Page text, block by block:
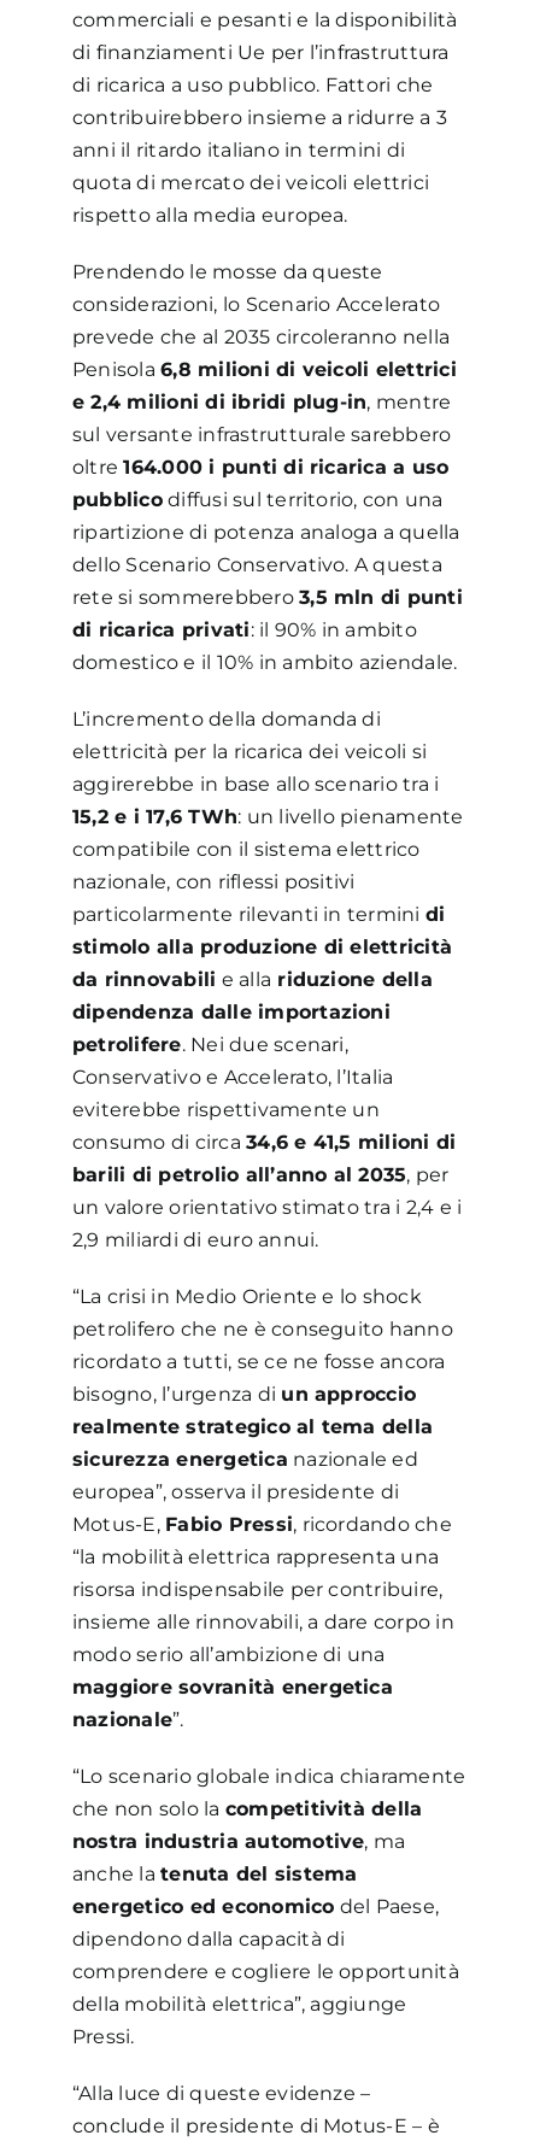
commerciali e pesanti e la disponibilità
di finanziamenti Ue per l’infrastruttura
di ricarica a uso pubblico. Fattori che
contribuirebbero insieme a ridurre a 3
anni il ritardo italiano in termini di
quota di mercato dei veicoli elettrici
rispetto alla media europea.
Prendendo le mosse da queste
considerazioni, lo Scenario Accelerato
prevede che al 2035 circoleranno nella
Penisola6,8 milioni di veicoli elettrici
e 2,4 milioni di ibridi plug-in, mentre
sul versante infrastrutturale sarebbero
oltre164.000 i punti di ricarica a uso
pubblicodiffusi sul territorio, con una
ripartizione di potenza analoga a quella
dello Scenario Conservativo. A questa
rete si sommerebbero3,5 mln di punti
di ricarica privati: il 90% in ambito
domestico e il 10% in ambito aziendale.
L’incremento della domanda di
elettricità per la ricarica dei veicoli si
aggirerebbe in base allo scenario tra i
15,2 e i 17,6 TWh: un livello pienamente
compatibile con il sistema elettrico
nazionale, con riflessi positivi
particolarmente rilevanti in termini di
stimolo alla produzione di elettricità
da rinnovabili e alla riduzione della
dipendenza dalle importazioni
petrolifere. Nei due scenari,
Conservativo e Accelerato, l’Italia
eviterebbe rispettivamente un
consumo di circa34,6 e 41,5 milioni di
barili di petrolio all’anno al 2035, per
un valore orientativo stimato tra i 2,4 e i
2,9 miliardi di euro annui.
“La crisi in Medio Oriente e lo shock
petrolifero che ne è conseguito hanno
ricordato a tutti, se ce ne fosse ancora
bisogno, l’urgenza di un approccio
realmente strategico al tema della
sicurezza energetica nazionale ed
europea”, osserva il presidente di
Motus-E, Fabio Pressi, ricordando che
“la mobilità elettrica rappresenta una
risorsa indispensabile per contribuire,
insieme alle rinnovabili, a dare corpo in
modo serio all’ambizione di una
maggiore sovranità energetica
nazionale”.
“Lo scenario globale indica chiaramente
che non solo la competitività della
nostra industria automotive, ma
anche latenuta del sistema
energetico ed economico del Paese,
dipendono dalla capacità di
comprendere e cogliere le opportunità
della mobilità elettrica”, aggiunge
Pressi.
“Alla luce di queste evidenze –
conclude il presidente di Motus-E – è